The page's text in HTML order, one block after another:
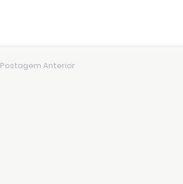
Postagem Anterior